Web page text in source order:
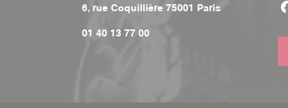
6, rue Coquillière 75001 Paris((opent in een
01 40 13 77 00